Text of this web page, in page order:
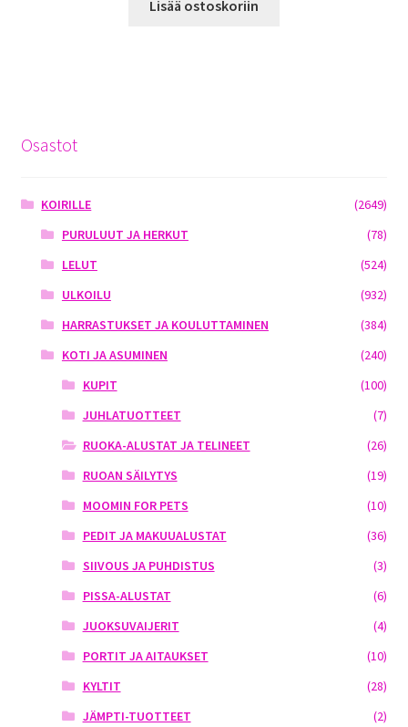
Lisää ostoskoriin
Osastot
KOIRILLE
(2649)
PURULUUT JA HERKUT
(78)
LELUT
(524)
ULKOILU
(932)
HARRASTUKSET JA KOULUTTAMINEN
(384)
KOTI JA ASUMINEN
(240)
KUPIT
(100)
JUHLATUOTTEET
(7)
RUOKA-ALUSTAT JA TELINEET
(26)
RUOAN SÄILYTYS
(19)
MOOMIN FOR PETS
(10)
PEDIT JA MAKUUALUSTAT
(36)
SIIVOUS JA PUHDISTUS
(3)
PISSA-ALUSTAT
(6)
JUOKSUVAIJERIT
(4)
PORTIT JA AITAUKSET
(10)
KYLTIT
(28)
JÄMPTI-TUOTTEET
(2)